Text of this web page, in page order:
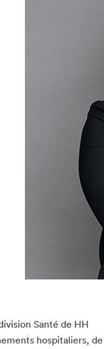
Santé de HH
hospitaliers, de